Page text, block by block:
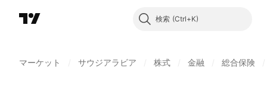
検索
マーケット サウジアラビア 株式 金融 総合保険